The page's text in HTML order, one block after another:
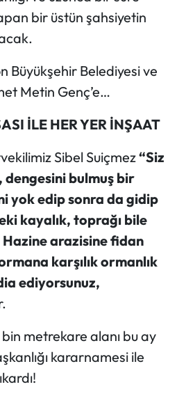
bir üstün şahsiyetin
Büyükşehir Belediyesi ve
Metin Genç’e…
İLE HER YER İNŞAAT
Sibel Suiçmez“Siz
dengesini bulmuş bir
yok edip sonra da gidip
kayalık, toprağı bile
arazisine fidan
karşılık ormanlık
ediyorsunuz,
metrekare alanı bu ay
kararnamesi ile